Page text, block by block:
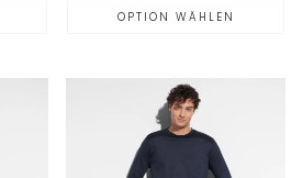
OPTION WÄHLEN